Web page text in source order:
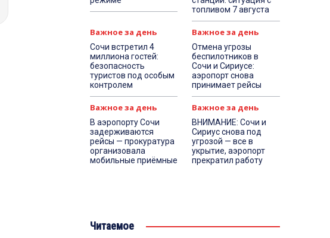
топливом 7 августа
Важное за день
Сочи встретил 4
миллиона гостей:
безопасность
туристов под особым
контролем
Важное за день
Отмена угрозы
беспилотников в
Сочи и Сириусе:
аэропорт снова
принимает рейсы
Важное за день
В аэропорту Сочи
задерживаются
рейсы — прокуратура
организовала
мобильные приёмные
Важное за день
ВНИМАНИЕ: Сочи и
Сириус снова под
угрозой — все в
укрытие, аэропорт
прекратил работу
Читаемое